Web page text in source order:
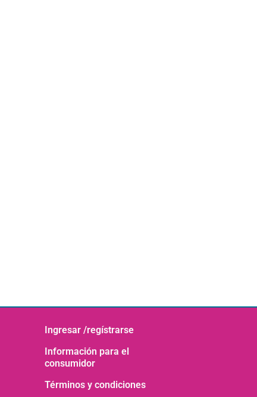
Ingresar /regístrarse
Información para el
consumidor
Términos y condiciones